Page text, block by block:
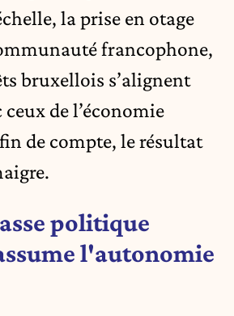
la prise en otage
francophone,
bruxellois s’alignent
de l’économie
de compte, le résultat
politique
l'autonomie